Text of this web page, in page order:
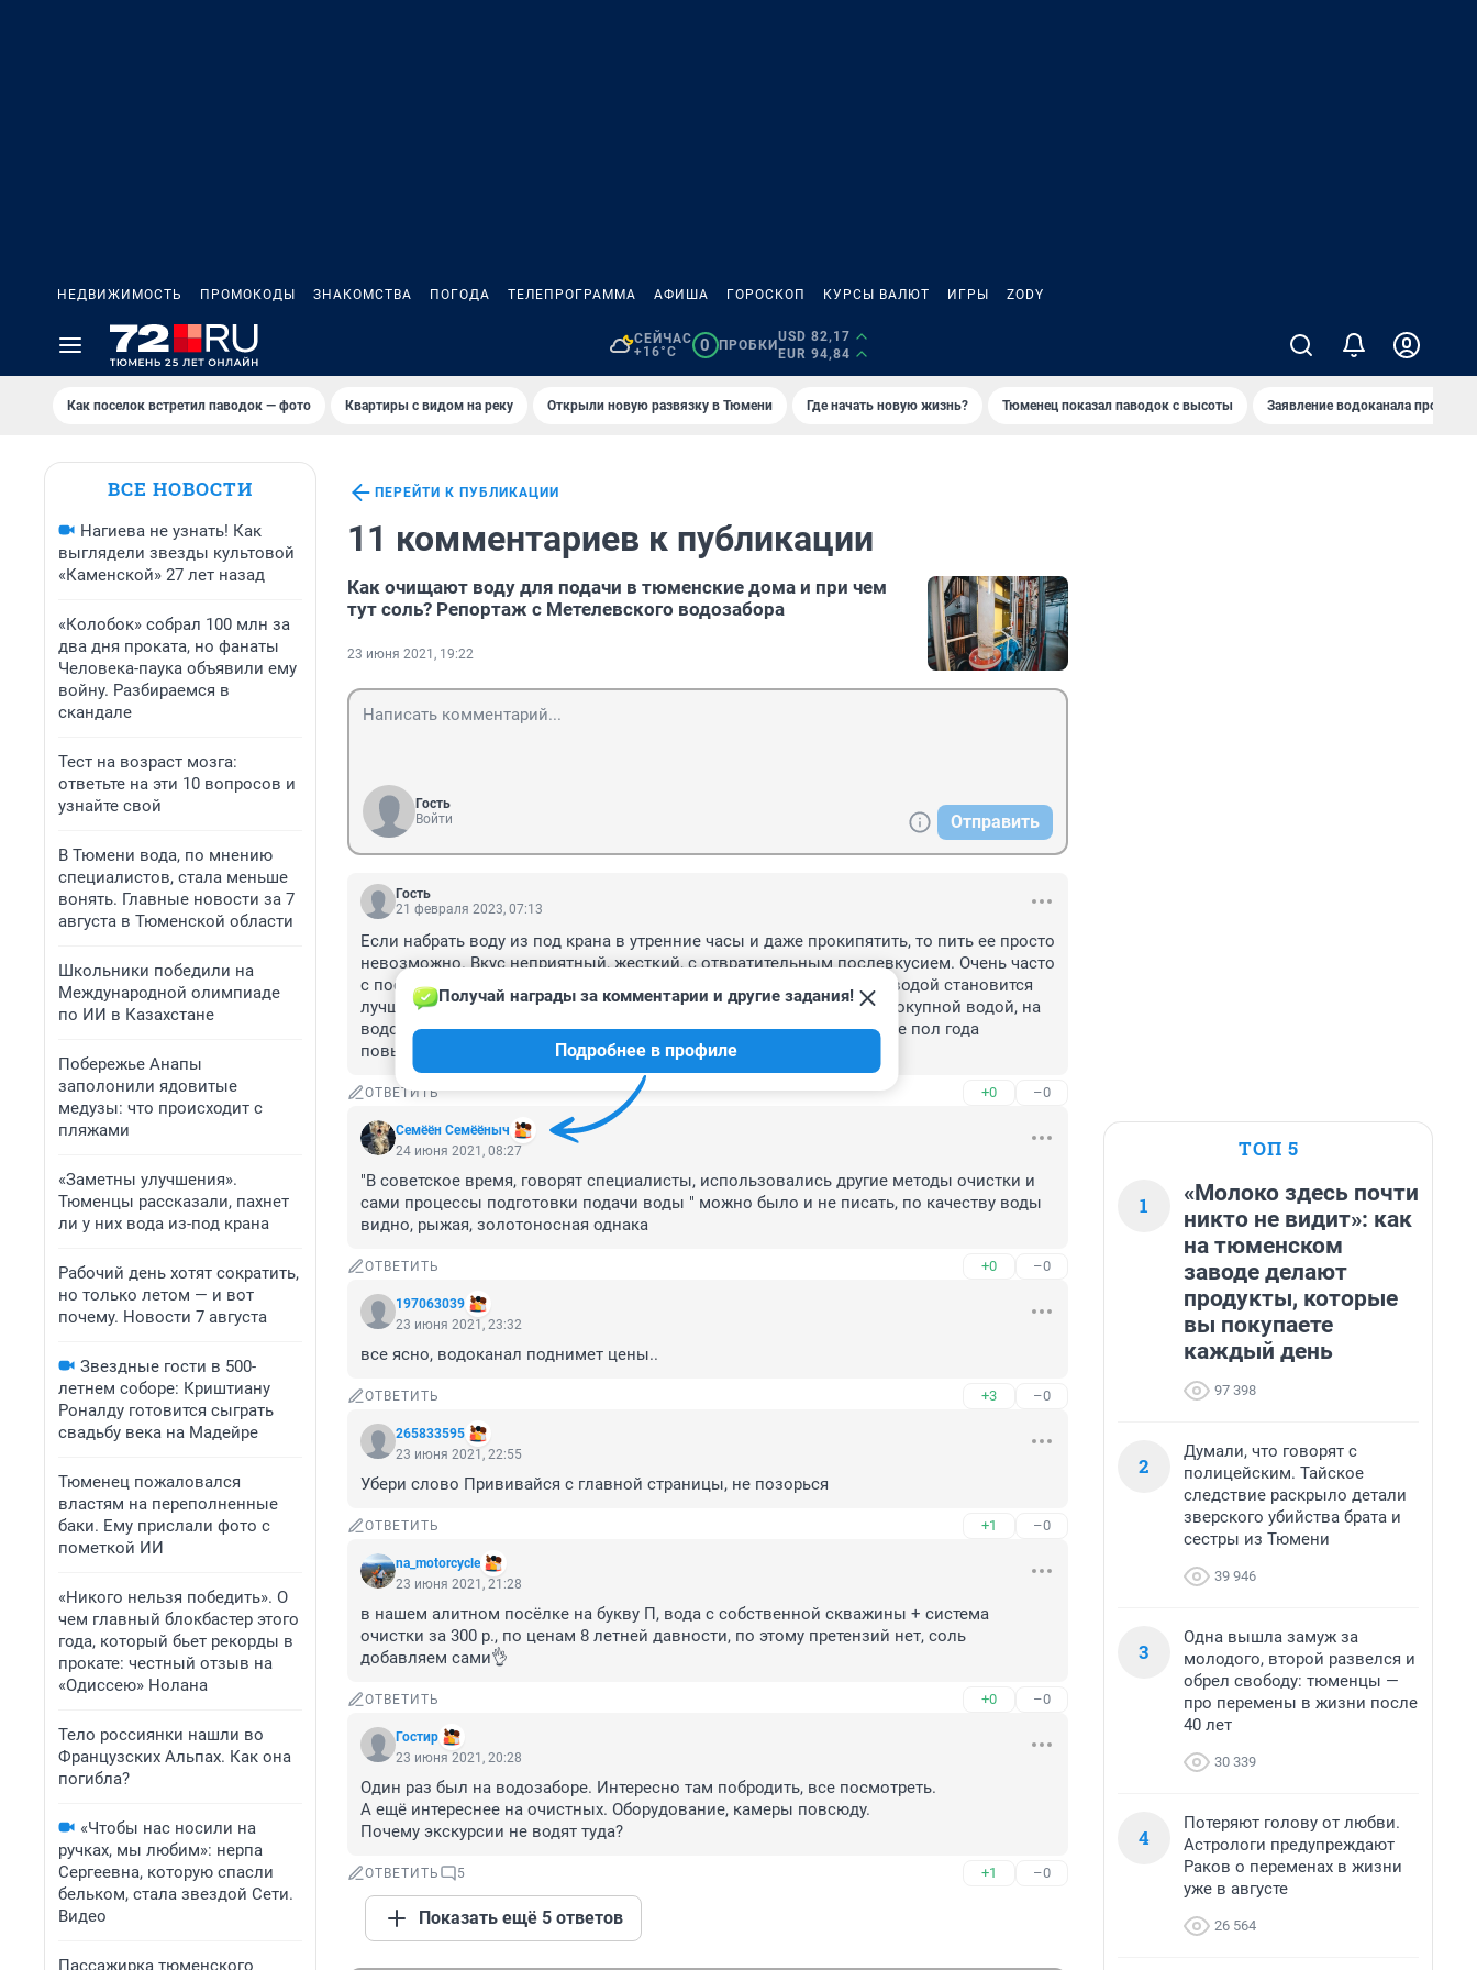
НЕДВИЖИМОСТЬ ПРОМОКОДЫ ЗНАКОМСТВА ПОГОДА ТЕЛЕПРОГРАММА АФИША ГОРОСКОП КУРСЫ ВАЛЮТ ИГРЫ ZODY
СЕЙЧАС
+16°C
0 ПРОБКИ
USD 82,17
EUR 94,84
Как поселок встретил паводок — фото Квартиры с видом на реку Открыли новую развязку в Тюмени Где начать новую жизнь? Тюменец показал паводок с высоты Заявление водоканала про
ВСЕ НОВОСТИ
Нагиева не узнать! Как
выглядели звезды культовой
«Каменской» 27 лет назад
«Колобок» собрал 100 млн за
два дня проката, но фанаты
Человека-паука объявили ему
войну. Разбираемся в
скандале
Тест на возраст мозга:
ответьте на эти 10 вопросов и
узнайте свой
В Тюмени вода, по мнению
специалистов, стала меньше
вонять. Главные новости за 7
августа в Тюменской области
Школьники победили на
Международной олимпиаде
по ИИ в Казахстане
Побережье Анапы
заполонили ядовитые
медузы: что происходит с
пляжами
«Заметны улучшения».
Тюменцы рассказали, пахнет
ли у них вода из-под крана
Рабочий день хотят сократить,
но только летом — и вот
почему. Новости 7 августа
Звездные гости в 500-
летнем соборе: Криштиану
Роналду готовится сыграть
свадьбу века на Мадейре
Тюменец пожаловался
властям на переполненные
баки. Ему прислали фото с
пометкой ИИ
«Никого нельзя победить». О
чем главный блокбастер этого
года, который бьет рекорды в
прокате: честный отзыв на
«Одиссею» Нолана
Тело россиянки нашли во
Французских Альпах. Как она
погибла?
«Чтобы нас носили на
ручках, мы любим»: нерпа
Сергеевна, которую спасли
бельком, стала звездой Сети.
Видео
Пассажирка тюменского
ПЕРЕЙТИ К ПУБЛИКАЦИИ
11 комментариев к публикации
Как очищают воду для подачи в тюменские дома и при чем
тут соль? Репортаж с Метелевского водозабора
23 июня 2021, 19:22
Гость
Войти
Отправить
Гость
21 февраля 2023, 07:13
Если набрать воду из под крана в утренние часы и даже прокипятить, то пить ее просто
невозможно. Вкус неприятный, жесткий, с отвратительным послевкусием. Очень часто
с посторонними запахами. Ближе к вечернему периоду ситуация с водой становится
лучше, с такой водой можно и чаю попить. Но обычно пользуюсь покупной водой, на
водоканал Тюмени надежды уже давно нет. Только и знают, каждые пол года
повышать тарифы, без видимых результатов.
ОТВЕТИТЬ +0 –0
Семёён Семёёныч
Получай награды за комментарии и другие задания!
Подробнее в профиле
24 июня 2021, 08:27
"В советское время, говорят специалисты, использовались другие методы очистки и
сами процессы подготовки подачи воды " можно было и не писать, по качеству воды
видно, рыжая, золотоносная однака
ОТВЕТИТЬ +0 –0
197063039
23 июня 2021, 23:32
все ясно, водоканал поднимет цены..
ОТВЕТИТЬ +3 –0
265833595
23 июня 2021, 22:55
Убери слово Прививайся с главной страницы, не позорься
ОТВЕТИТЬ +1 –0
na_motorcycle
23 июня 2021, 21:28
в нашем алитном посёлке на букву П, вода с собственной скважины + система
очистки за 300 р., по ценам 8 летней давности, по этому претензий нет, соль
добавляем сами👌
ОТВЕТИТЬ +0 –0
Гостир
23 июня 2021, 20:28
Один раз был на водозаборе. Интересно там побродить, все посмотреть.
А ещё интереснее на очистных. Оборудование, камеры повсюду.
Почему экскурсии не водят туда?
ОТВЕТИТЬ 5 +1 –0
Показать ещё 5 ответов
ТОП 5
1
«Молоко здесь почти
никто не видит»: как
на тюменском
заводе делают
продукты, которые
вы покупаете
каждый день
97 398
2
Думали, что говорят с
полицейским. Тайское
следствие раскрыло детали
зверского убийства брата и
сестры из Тюмени
39 946
3
Одна вышла замуж за
молодого, второй развелся и
обрел свободу: тюменцы —
про перемены в жизни после
40 лет
30 339
4
Потеряют голову от любви.
Астрологи предупреждают
Раков о переменах в жизни
уже в августе
26 564